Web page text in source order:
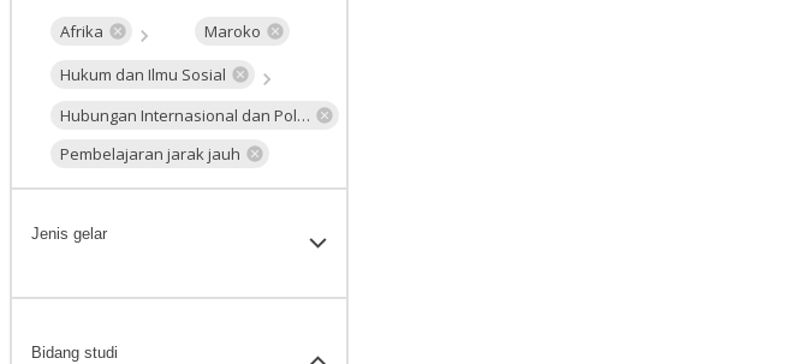
Afrika
Maroko
Hukum dan Ilmu Sosial
Hubungan Internasional dan Politik Global
Pembelajaran jarak jauh
Jenis gelar
Bidang studi